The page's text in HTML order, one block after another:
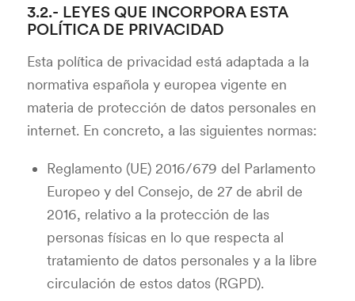
3.2.- LEYES QUE INCORPORA ESTA
POLÍTICA DE PRIVACIDAD
Esta política de privacidad está adaptada a la
normativa española y europea vigente en
materia de protección de datos personales en
internet. En concreto, a las siguientes normas:
Reglamento (UE) 2016/679 del Parlamento
Europeo y del Consejo, de 27 de abril de
2016, relativo a la protección de las
personas físicas en lo que respecta al
tratamiento de datos personales y a la libre
circulación de estos datos (RGPD).